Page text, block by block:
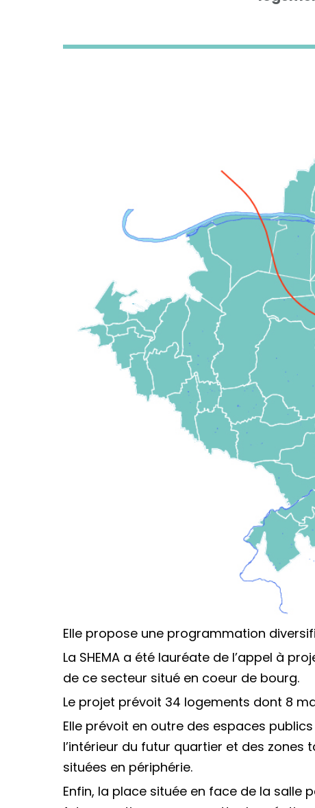
Elle propose une programmation
La SHEMA a été lauréate de l’appel à
de ce secteur situé en coeur de bourg.
Le projet prévoit 34 logements dont 8
Elle prévoit en outre des espaces
l’intérieur du futur quartier et des
situées en périphérie.
Enfin, la place située en face de la salle